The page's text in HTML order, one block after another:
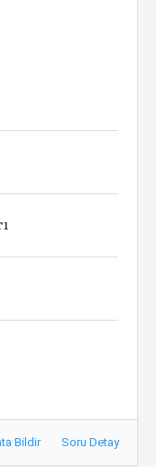
Bildir Soru Detay